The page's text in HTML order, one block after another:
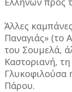
Άλλες
Παναγιάς» (το
του Σουμελά,
Καστοριανή,
Γλυκοφιλούσα
Πάρου.